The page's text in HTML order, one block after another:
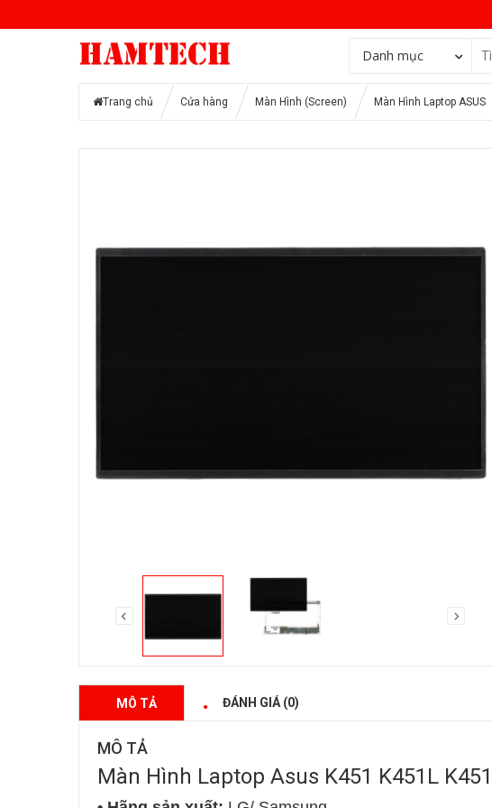
Danh mục
Trang chủ Cửa hàng Màn Hình (Screen) Màn Hình Laptop ASUS
MÔ TẢ ĐÁNH GIÁ (0)
MÔ TẢ
Màn Hình Laptop Asus K451 K451L